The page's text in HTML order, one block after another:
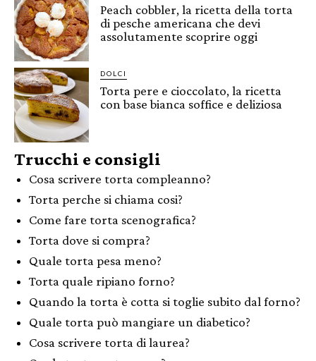
Peach cobbler, la ricetta della torta
di pesche americana che devi
assolutamente scoprire oggi
DOLCI
Torta pere e cioccolato, la ricetta
con base bianca soffice e deliziosa
Trucchi e consigli
Cosa scrivere torta compleanno?
Torta perche si chiama cosi?
Come fare torta scenografica?
Torta dove si compra?
Quale torta pesa meno?
Torta quale ripiano forno?
Quando la torta è cotta si toglie subito dal forno?
Quale torta può mangiare un diabetico?
Cosa scrivere torta di laurea?